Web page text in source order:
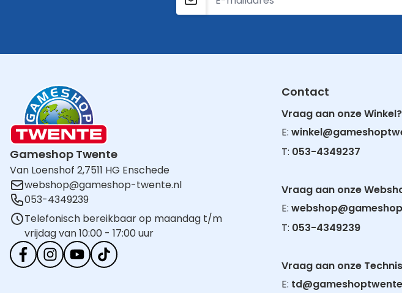
Gameshop Twente
Van Loenshof 2,7511 HG Enschede
webshop@gameshop-twente.nl
053-4349239
Telefonisch bereikbaar op maandag t/m
vrijdag van 10:00 - 17:00 uur
Contact
Vraag aan onze Winkel?
E:
T: 053-4349237
Vraag aan onze
E:
T: 053-4349239
Vraag aan onze
E: